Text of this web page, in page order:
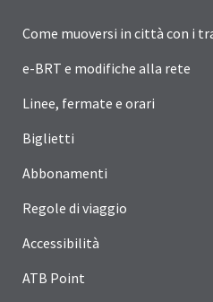
Come muoversi in città con i
e-BRT e modifiche alla rete
Linee, fermate e orari
Biglietti
Abbonamenti
Regole di viaggio
Accessibilità
ATB Point